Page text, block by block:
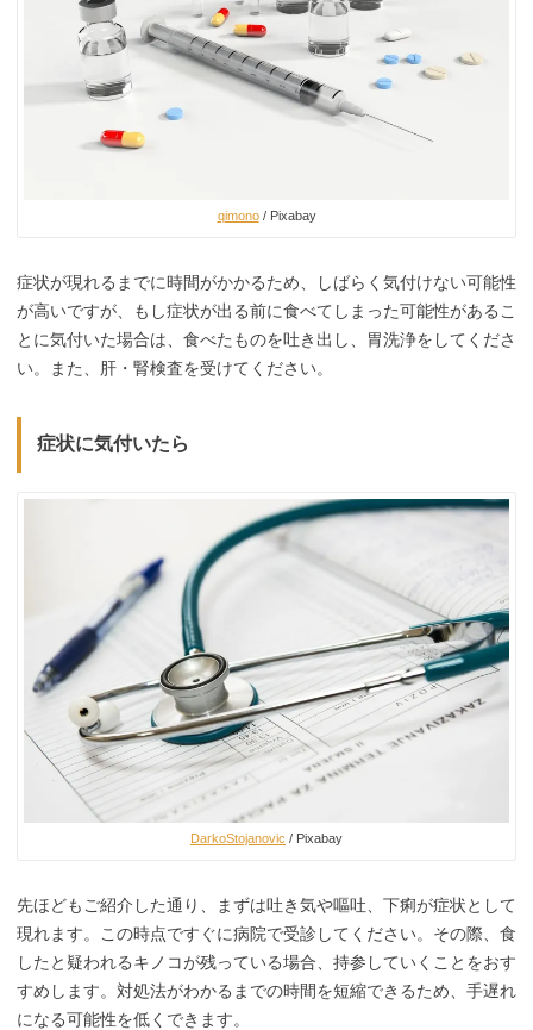
qimono/ Pixabay
症状が現れるまでに時間がかかるため、しばらく気付けない可能性
が高いですが、もし症状が出る前に食べてしまった可能性があるこ
とに気付いた場合は、食べたものを吐き出し、胃洗浄をしてくださ
い。また、肝・腎検査を受けてください。
症状に気付いたら
DarkoStojanovic / Pixabay
先ほどもご紹介した通り、まずは吐き気や嘔吐、下痢が症状として
現れます。この時点ですぐに病院で受診してください。その際、食
したと疑われるキノコが残っている場合、持参していくことをおす
すめします。対処法がわかるまでの時間を短縮できるため、手遅れ
になる可能性を低くできます。